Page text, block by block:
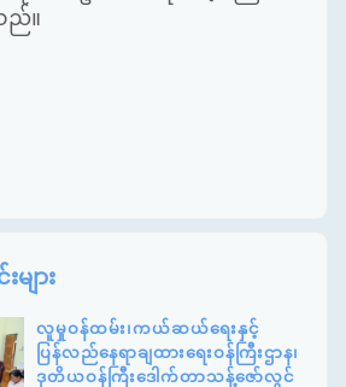
ည်။
ျား
လူမှုဝန်ထမ်း၊ကယ်ဆယ်ရေးနှင့်
ပြန်လည်နေရာချထားရေးဝန်ကြီးဌာန၊
ဒုတိယဝန်ကြီးဒေါက်တာသန့်ဇော်လွင်